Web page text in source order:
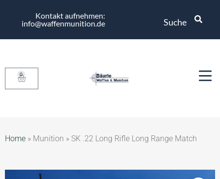
Kontakt aufnehmen:
info@waffenmunition.de
Suche
0
Home » Munition » SK .22 Long Rifle Long Range Match